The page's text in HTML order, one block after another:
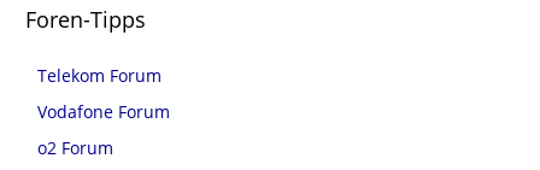
Foren-Tipps
Telekom Forum
Vodafone Forum
o2 Forum